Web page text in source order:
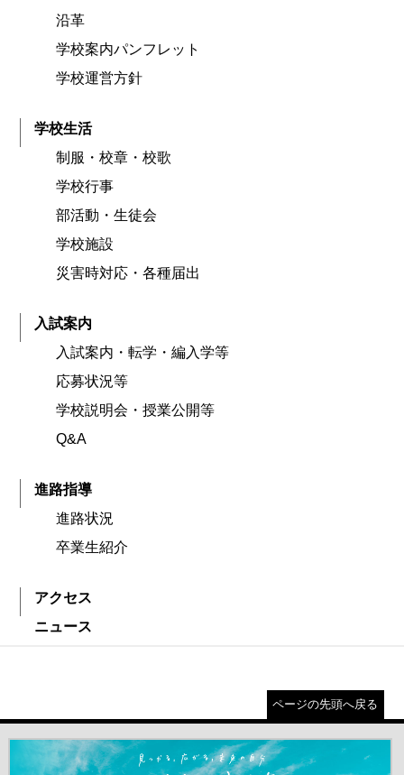
沿革
学校案内パンフレット
学校運営方針
学校生活
制服・校章・校歌
学校行事
部活動・生徒会
学校施設
災害時対応・各種届出
入試案内
入試案内・転学・編入学等
応募状況等
学校説明会・授業公開等
Q&A
進路指導
進路状況
卒業生紹介
アクセス
ニュース
ページの先頭へ戻る
＃だから都立高（別ウインドウが開きます）